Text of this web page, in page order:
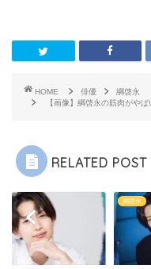
HOME 俳優
綱啓永
【画像】綱啓永の筋肉がや
RELATED POST
綱啓永